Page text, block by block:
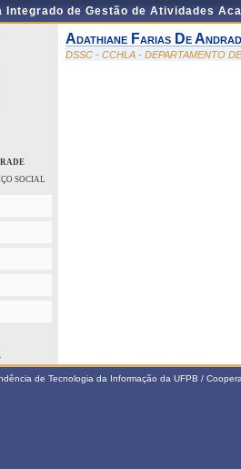
Integrado de Gestão de Atividades
SOCIAL
Adathiane Farias De
DSSC - CCHLA - DEPARTAMENTO
de Tecnologia da Informação da UFPB /